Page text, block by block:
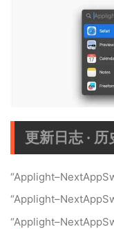
更新日志 ·